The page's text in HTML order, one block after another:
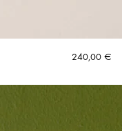
240,00 €